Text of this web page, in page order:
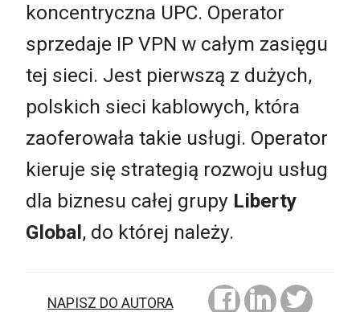
koncentryczna UPC. Operator
sprzedaje IP VPN w całym zasięgu
tej sieci. Jest pierwszą z dużych,
polskich sieci kablowych, która
zaoferowała takie usługi. Operator
kieruje się strategią rozwoju usług
dla biznesu całej grupy Liberty
Global, do której należy.
NAPISZ DO AUTORA